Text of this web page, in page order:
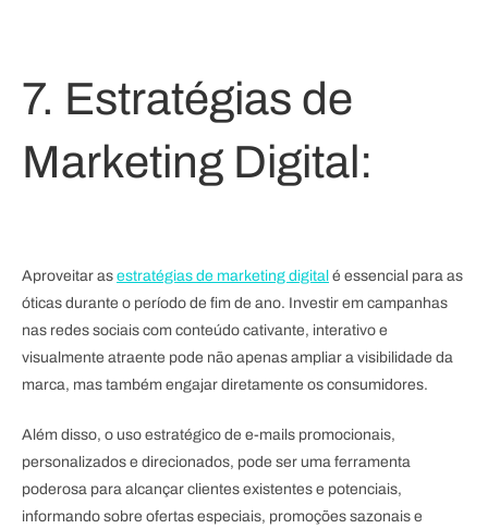
7. Estratégias de
Marketing Digital:
Aproveitar as estratégias de marketing digital é essencial para as
óticas durante o período de fim de ano. Investir em campanhas
nas redes sociais com conteúdo cativante, interativo e
visualmente atraente pode não apenas ampliar a visibilidade da
marca, mas também engajar diretamente os consumidores.
Além disso, o uso estratégico de e-mails promocionais,
personalizados e direcionados, pode ser uma ferramenta
poderosa para alcançar clientes existentes e potenciais,
informando sobre ofertas especiais, promoções sazonais e
Registre-se